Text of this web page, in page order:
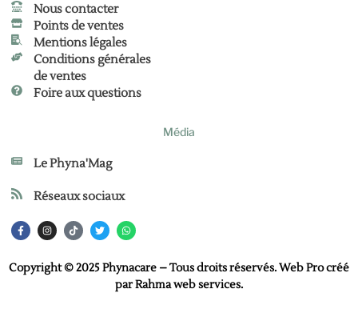
Nous contacter
Points de ventes
Mentions légales
Conditions générales
de ventes
Foire aux questions
Média
Le Phyna'Mag
Réseaux sociaux
Copyright © 2025 Phynacare – Tous droits réservés. Web Pro créé
parRahma web services.